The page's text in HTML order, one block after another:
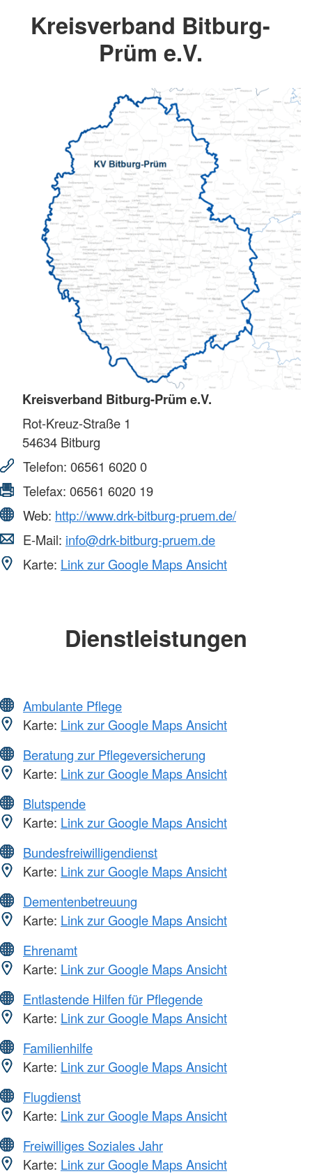
Kreisverband Bitburg-
Prüm e.V.
Kreisverband Bitburg-Prüm e.V.
Rot-Kreuz-Straße 1
54634 Bitburg
Telefon: 06561 6020 0
Telefax: 06561 6020 19
Web: http://www.drk-bitburg-pruem.de/
E-Mail: info@drk-bitburg-pruem.de
Karte: Link zur Google Maps Ansicht
Dienstleistungen
Ambulante Pflege
Karte: Link zur Google Maps Ansicht
Beratung zur Pflegeversicherung
Karte: Link zur Google Maps Ansicht
Blutspende
Karte: Link zur Google Maps Ansicht
Bundesfreiwilligendienst
Karte: Link zur Google Maps Ansicht
Dementenbetreuung
Karte: Link zur Google Maps Ansicht
Ehrenamt
Karte: Link zur Google Maps Ansicht
Entlastende Hilfen für Pflegende
Karte: Link zur Google Maps Ansicht
Familienhilfe
Karte: Link zur Google Maps Ansicht
Flugdienst
Karte: Link zur Google Maps Ansicht
Freiwilliges Soziales Jahr
Karte: Link zur Google Maps Ansicht